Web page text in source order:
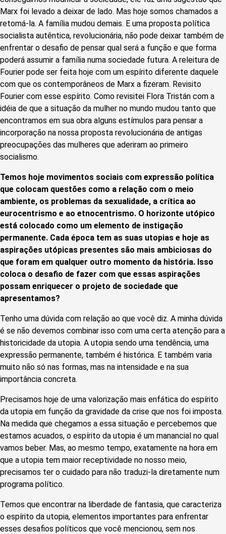
Marx foi levado a deixar de lado. Mas hoje somos chamados a
retomá-la. A família mudou demais. E uma proposta política
socialista autêntica, revolucionária, não pode deixar também de
enfrentar o desafio de pensar qual será a função e que forma
poderá assumir a família numa sociedade futura. A releitura de
Fourier pode ser feita hoje com um espírito diferente daquele
com que os contemporâneos de Marx a fizeram. Revisito
Fourier com esse espírito. Como revisitei Flora Tristán com a
idéia de que a situação da mulher no mundo mudou tanto que
encontramos em sua obra alguns estímulos para pensar a
incorporação na nossa proposta revolucionária de antigas
preocupações das mulheres que aderiram ao primeiro
socialismo.
Temos hoje movimentos sociais com expressão política
que colocam questões como a relação com o meio
ambiente, os problemas da sexualidade, a crítica ao
eurocentrismo e ao etnocentrismo. O horizonte utópico
está colocado como um elemento de instigação
permanente. Cada época tem as suas utopias e hoje as
aspirações utópicas presentes são mais ambiciosas do
que foram em qualquer outro momento da história. Isso
coloca o desafio de fazer com que essas aspirações
possam enriquecer o projeto de sociedade que
apresentamos?
Tenho uma dúvida com relação ao que você diz. A minha dúvida
é se não devemos combinar isso com uma certa atenção para a
historicidade da utopia. A utopia sendo uma tendência, uma
expressão permanente, também é histórica. E também varia
muito não só nas formas, mas na intensidade e na sua
importância concreta.
Precisamos hoje de uma valorização mais enfática do espírito
da utopia em função da gravidade da crise que nos foi imposta.
Na medida que chegamos a essa situação e percebemos que
estamos acuados, o espírito da utopia é um manancial no qual
vamos beber. Mas, ao mesmo tempo, exatamente na hora em
que a utopia tem maior receptividade no nosso meio,
precisamos ter o cuidado para não traduzi-la diretamente num
programa político.
Temos que encontrar na liberdade de fantasia, que caracteriza
o espírito da utopia, elementos importantes para enfrentar
esses desafios políticos que você mencionou, sem nos